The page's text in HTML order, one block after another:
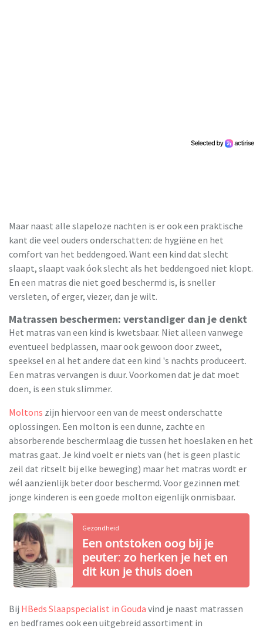
Maar naast alle slapeloze nachten is er ook een praktische
kant die veel ouders onderschatten: de hygiëne en het
comfort van het beddengoed. Want een kind dat slecht
slaapt, slaapt vaak óok slecht als het beddengoed niet klopt.
En een matras die niet goed beschermd is, is sneller
versleten, of erger, viezer, dan je wilt.
Matrassen beschermen: verstandiger dan je denkt
Het matras van een kind is kwetsbaar. Niet alleen vanwege
eventueel bedplassen, maar ook gewoon door zweet,
speeksel en al het andere dat een kind 's nachts produceert.
Een matras vervangen is duur. Voorkomen dat je dat moet
doen, is een stuk slimmer.
Moltons zijn hiervoor een van de meest onderschatte
oplossingen. Een molton is een dunne, zachte en
absorberende beschermlaag die tussen het hoeslaken en het
matras gaat. Je kind voelt er niets van (het is geen plastic
zeil dat ritselt bij elke beweging) maar het matras wordt er
wél aanzienlijk beter door beschermd. Voor gezinnen met
jonge kinderen is een goede molton eigenlijk onmisbaar.
Gezondheid
Een ontstoken oog bij je
peuter: zo herken je het en
dit kun je thuis doen
Bij HBeds Slaapspecialist in Gouda vind je naast matrassen
en bedframes ook een uitgebreid assortiment in